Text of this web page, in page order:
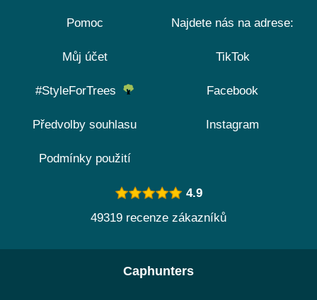
Pomoc
Můj účet
#StyleForTrees
Předvolby souhlasu
Podmínky použití
Najdete nás na adrese:
TikTok
Facebook
Instagram
4.9
49319 recenze zákazníků
Caphunters